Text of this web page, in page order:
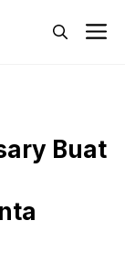
Buat